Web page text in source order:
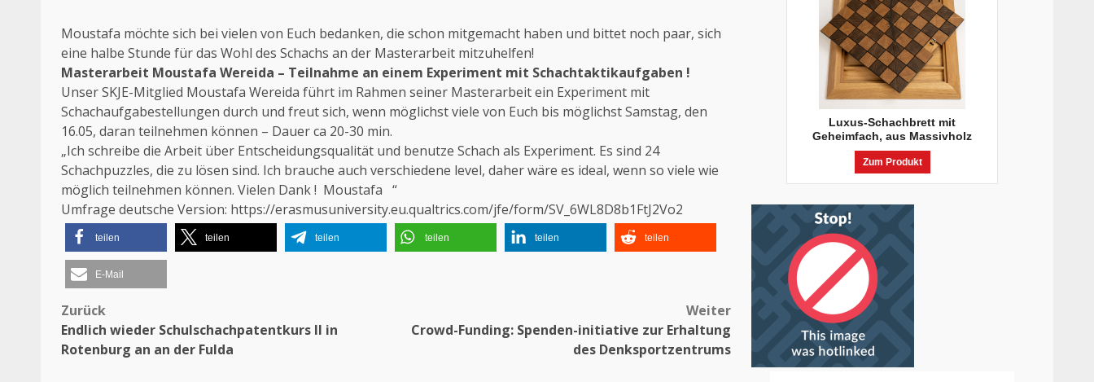
Moustafa möchte sich bei vielen von Euch bedanken, die schon mitgemacht haben und bittet noch paar, sich
eine halbe Stunde für das Wohl des Schachs an der Masterarbeit mitzuhelfen!
Masterarbeit Moustafa Wereida – Teilnahme an einem Experiment mit Schachtaktikaufgaben !
Unser SKJE-Mitglied Moustafa Wereida führt im Rahmen seiner Masterarbeit ein Experiment mit
Schachaufgabestellungen durch und freut sich, wenn möglichst viele von Euch bis möglichst Samstag, den
16.05, daran teilnehmen können – Dauer ca 20-30 min.
„Ich schreibe die Arbeit über Entscheidungsqualität und benutze Schach als Experiment. Es sind 24
Schachpuzzles, die zu lösen sind. Ich brauche auch verschiedene level, daher wäre es ideal, wenn so viele wie
möglich teilnehmen können. Vielen Dank ! Moustafa “
Umfrage deutsche Version: https://erasmusuniversity.eu.qualtrics.com/jfe/form/SV_6WL8D8b1FtJ2Vo2
teilen teilen teilen teilen teilen teilen
E-Mail
Beitragsnavigation
Zurück
Endlich wieder Schulschachpatentkurs II in
Rotenburg an an der Fulda
Weiter
Crowd-Funding: Spenden-initiative zur Erhaltung
des Denksportzentrums
Luxus-Schachbrett mit
Geheimfach, aus Massivholz
Zum Produkt